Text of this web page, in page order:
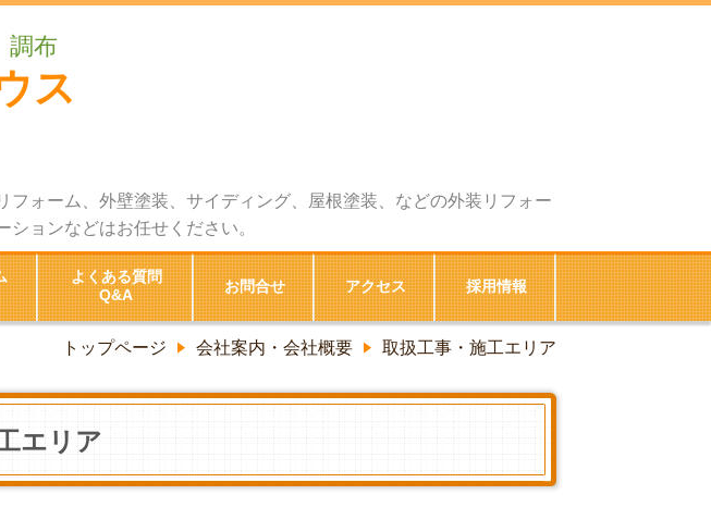
布
ス
ォーム、外壁塗装、サイディング、屋根塗装、などの外装リフォー
ョンなどはお任せください。
よくある質問
Q&A
お問合せ アクセス 採用情報
トップページ 会社案内・会社概要 取扱工事・施工エリア
エリア